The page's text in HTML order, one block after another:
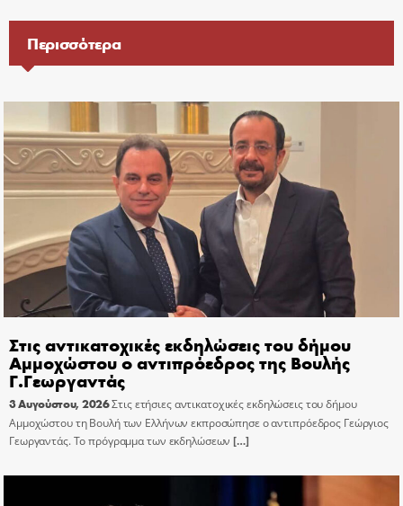
Περισσότερα
Στις αντικατοχικές εκδηλώσεις του δήμου
Αμμοχώστου ο αντιπρόεδρος της Βουλής
Γ.Γεωργαντάς
3 Αυγούστου, 2026Στις ετήσιες αντικατοχικές εκδηλώσεις του δήμου
Αμμοχώστου τη Βουλή των Ελλήνων εκπροσώπησε ο αντιπρόεδρος Γεώργιος
Γεωργαντάς. Το πρόγραμμα των εκδηλώσεων […]